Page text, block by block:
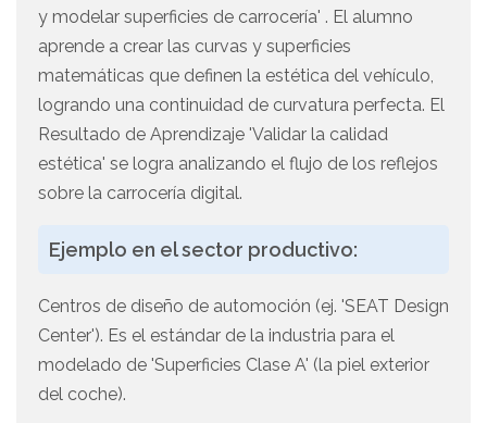
y modelar superficies de carrocería' . El alumno
aprende a crear las curvas y superficies
matemáticas que definen la estética del vehículo,
logrando una continuidad de curvatura perfecta. El
Resultado de Aprendizaje 'Validar la calidad
estética' se logra analizando el flujo de los reflejos
sobre la carrocería digital.
Ejemplo en el sector productivo:
Centros de diseño de automoción (ej. 'SEAT Design
Center'). Es el estándar de la industria para el
modelado de 'Superficies Clase A' (la piel exterior
del coche).